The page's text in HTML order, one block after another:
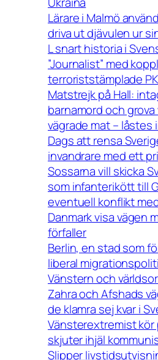
Lärare i Malmö
driva ut djävulen ur
L snart historia i
”Journalist” med
terroriststämplade
Matstrejk på Hall:
barnamord och
vägrade mat – låstes
Dags att rensa
invandrare med ett
Sossarna vill skicka
som infanterikött till
eventuell konflikt
Danmark visa vägen
förfaller
Berlin, en stad som
liberal
Vänstern och
Zahra och Afshads
de klamra sej kvar i
Vänsterextremist kör
skjuter ihjäl
Slipper